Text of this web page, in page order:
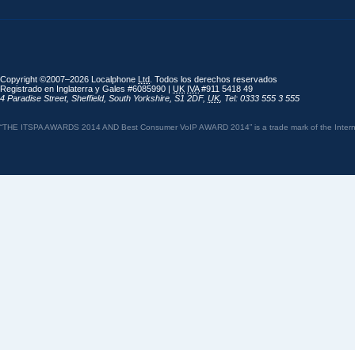
Copyright ©2007–2026 Localphone Ltd . Todos los derechos reservados
Registrado en Inglaterra y Gales #6085990 | UK IVA#911 5418 49
4 Paradise Street, Sheffield, South Yorkshire S1 2DF, UK, Tel: 0333 555 3 555
“THE ITSPA AWARDS 2014 AND Best Consumer VoIP AWARD 2014” is a trade mark of the